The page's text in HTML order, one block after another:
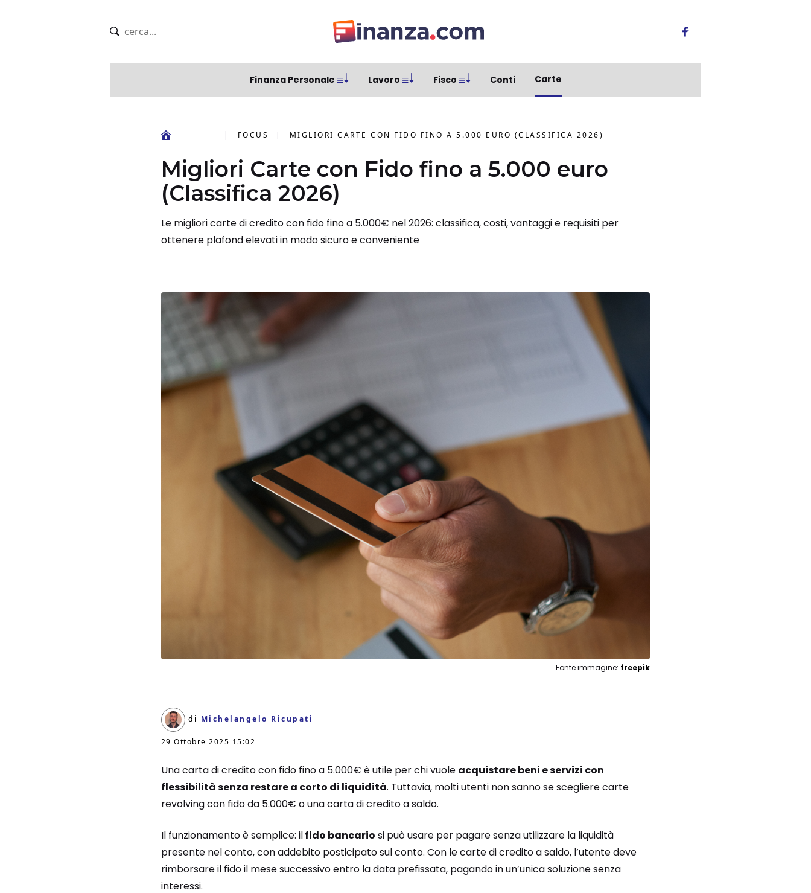
Finanza Personale Lavoro Fisco Conti Carte
FOCUS MIGLIORI CARTE CON FIDO FINO A 5.000 EURO (CLASSIFICA 2026)
Migliori Carte con Fido fino a 5.000 euro
(Classifica 2026)
Le migliori carte di credito con fido fino a 5.000€ nel 2026: classifica, costi, vantaggi e requisiti per
ottenere plafond elevati in modo sicuro e conveniente
Fonte immagine: freepik
di Michelangelo Ricupati
29 Ottobre 2025 15:02
Una carta di credito con fido fino a 5.000€ è utile per chi vuole acquistare beni e servizi con
flessibilità senza restare a corto di liquidità. Tuttavia, molti utenti non sanno se scegliere carte
revolving con fido da 5.000€ o una carta di credito a saldo.
Il funzionamento è semplice: ilfido bancario si può usare per pagare senza utilizzare la liquidità
presente nel conto, con addebito posticipato sul conto. Con le carte di credito a saldo, l’utente deve
rimborsare il fido il mese successivo entro la data prefissata, pagando in un’unica soluzione senza
interessi.